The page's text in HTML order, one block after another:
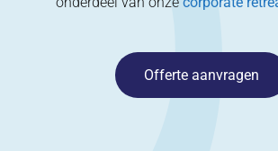
Offerte aanvragen